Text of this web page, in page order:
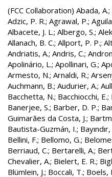
(FCC Collaboration) Abada, A.;
Adzic, P. R.; Agrawal, P.;
Albacete, J. L.; Albergo, S.;
Allanach, B. C.; Allport, P. P.;
Andriatis, A.; Andris, C.;
Apolinário, L.; Apollinari, G.;
Armesto, N.; Arnaldi, R.;
Auchmann, B.; Audurier, A.;
Bacchetta, N.; Bacchiocchi, E.;
Banerjee, S.; Barber, D. P.;
Guimarães da Costa, J.;
Bautista-Guzmán, I.; Bayındır,
Bellini, F.; Bellomo, G.;
Berriaud, C.; Bertarelli, A.;
Chevalier, A.; Bielert, E. R.;
Blümlein, J.; Boccali, T.; Boels,